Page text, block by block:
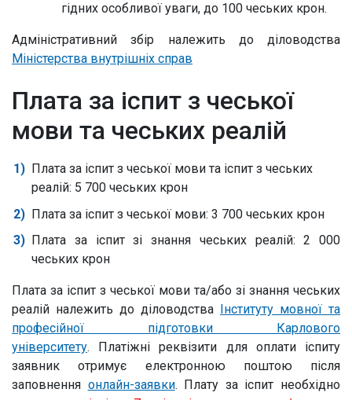
гідних особливої уваги, до 100 чеських крон.
Адміністративний збір належить до діловодства
Міністерства внутрішніх справ
Плата за іспит з чеської
мови та чеських реалій
Плата за іспит з чеської мови та іспит з чеських
реалій: 5 700 чеських крон
Плата за іспит з чеської мови: 3 700 чеських крон
Плата за іспит зі знання чеських реалій: 2 000
чеських крон
Плата за іспит з чеської мови та/або зі знання чеських
реалій належить до діловодства
Інституту мовної та
професійної підготовки Карлового
університету.
Платіжні реквізити для оплати іспиту
заявник отримує електронною поштою після
заповнення онлайн-заявки.
Плату за іспит необхідно